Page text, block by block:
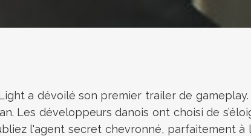
a dévoilé son premier trailer de gameplay.
Les développeurs danois ont choisi de
l'agent secret chevronné, parfaitement à